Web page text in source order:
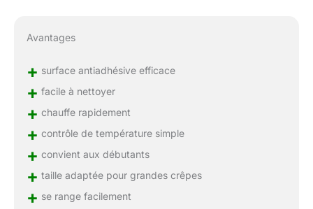
Avantages
+ surface antiadhésive efficace
+ facile à nettoyer
+ chauffe rapidement
+ contrôle de température simple
+ convient aux débutants
+ taille adaptée pour grandes crêpes
+ se range facilement